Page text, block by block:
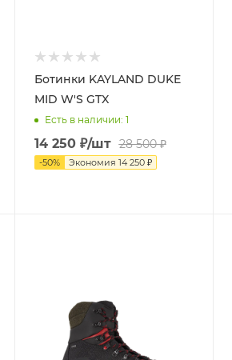
Ботинки KAYLAND DUKE
MID W'S GTX
Есть в наличии: 1
14 250₽/шт 28 500₽
-50% Экономия 14 250₽